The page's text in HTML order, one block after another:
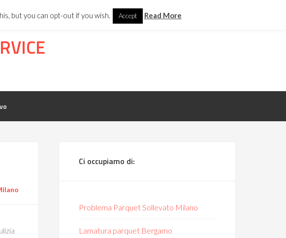
Ci occupiamo di:
Problema Parquet Sollevato Milano
Lamatura parquet Bergamo
but you can opt-out if you wish. Accept Read More